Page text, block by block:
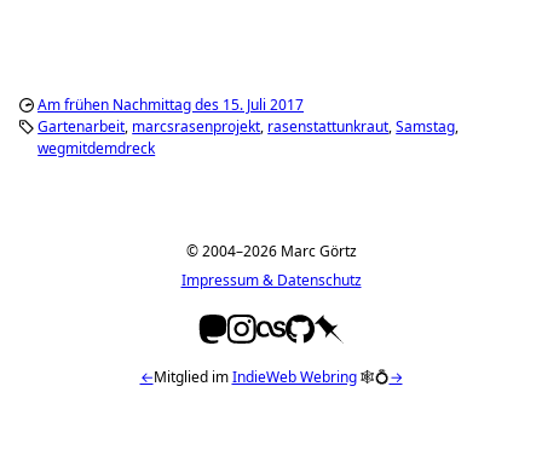
Am frühen Nachmittag des 15. Juli 2017
Gartenarbeit marcsrasenprojekt rasenstattunkraut Samstag
wegmitdemdreck
© 2004–2026 Marc Görtz
Impressum & Datenschutz
←Mitglied imIndieWeb Webring🕸💍→